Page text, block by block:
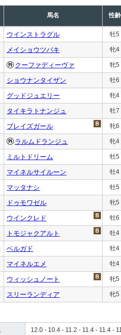
馬名 性齢
ウインストラグル 牡5
メイショウツバキ 牝4
クーファディーヴァ 牝5
ショウナンタイザン 牡6
グッドジュエリー 牝4
タイキラトナンジュ 牡7
ブレイズガール 牝6
ラルムドランジュ 牝4
ミルトドリーム 牡5
マイネルサイルーン 牡4
マッタナシ 牡5
ドゥモワゼル 牝5
ウインクレド 牡6
トモジャクアルト 牡4
ベルガド 牡4
マイネルエメ 牡4
ウィッシュノート 牝5
スリーランディア 牝5
12.0 - 10.4 - 11.2 - 11.4 - 11.4 -